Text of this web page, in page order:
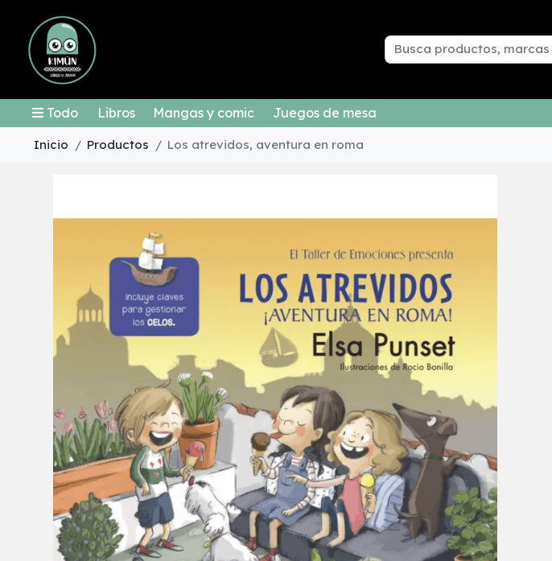
Todo Libros Mangas y comic Juegos de mesa
Inicio Productos Los atrevidos, aventura en roma